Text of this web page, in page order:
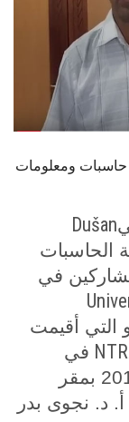
الدراسات العليا
الخريجين
الموظفون
الزائـرون
حاسبات ومعلومات
Dušan
الحاسبات
في
التي أقيمت
في
الفترة من 25 الي 27 اغسطس 2019 بمقر
د. نجوى بدر